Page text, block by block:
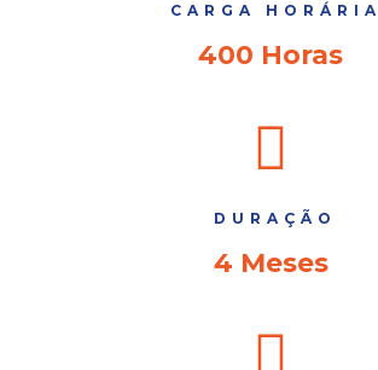
CARGA HORÁRIA
400 Horas
DURAÇÃO
4 Meses